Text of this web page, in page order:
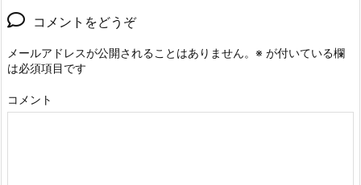
コメントをどうぞ
メールアドレスが公開されることはありません。 ※ が付いている欄
は必須項目です
コメント